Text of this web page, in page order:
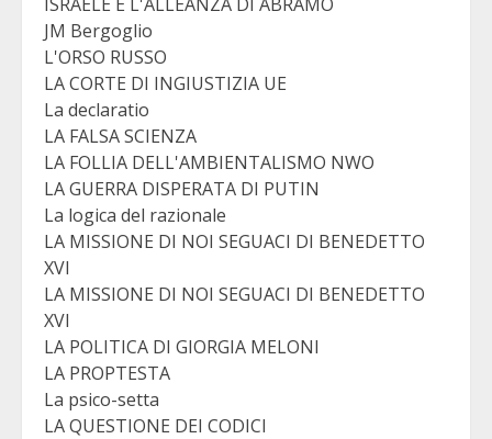
JM Bergoglio
L'ORSO RUSSO
LA CORTE DI INGIUSTIZIA UE
La declaratio
LA FALSA SCIENZA
LA FOLLIA DELL'AMBIENTALISMO NWO
LA GUERRA DISPERATA DI PUTIN
La logica del razionale
LA MISSIONE DI NOI SEGUACI DI BENEDETTO
XVI
LA MISSIONE DI NOI SEGUACI DI BENEDETTO
XVI
LA POLITICA DI GIORGIA MELONI
LA PROPTESTA
La psico-setta
LA QUESTIONE DEI CODICI